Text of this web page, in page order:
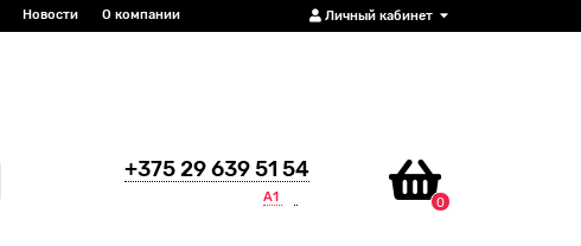
Личный кабинет
Новости О компании
+375 29 639 51 54
А1 0